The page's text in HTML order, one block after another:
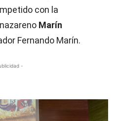
con la
Marín
Fernando Marín.
-